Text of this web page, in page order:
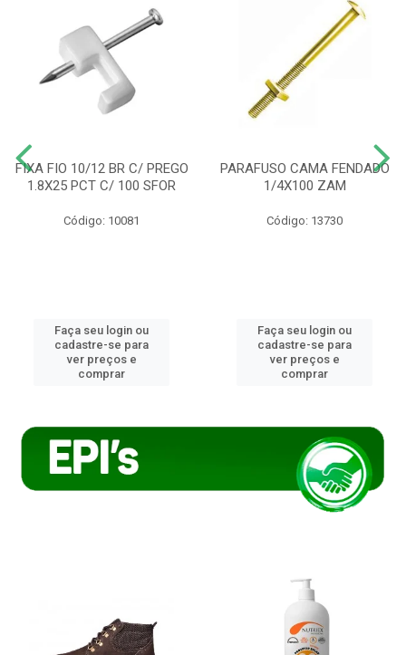
FIXA FIO 10/12 BR C/ PREGO
1.8X25 PCT C/ 100 SFOR
Código: 10081
Faça seu login ou
cadastre-se para
ver preços e
comprar
PARAFUSO CAMA FENDADO
1/4X100 ZAM
Código: 13730
Faça seu login ou
cadastre-se para
ver preços e
comprar